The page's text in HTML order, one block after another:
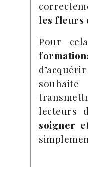
les fleurs
Pour
lecteurs
soigner